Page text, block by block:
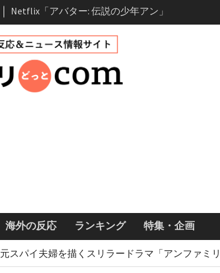
Netflix「アバター: 伝説の少年アン」
シーズン2 完全ガイド｜キャスト・
登場人物・あらすじ・シーズン3最新
情報
Netflix映画「ボイスメールで恋をし
て」キャスト・登場人物・あらすじ
め
海外の反応 ランキング 特集・企画
元スパイ夫婦を描くスリラードラマ「アンファ